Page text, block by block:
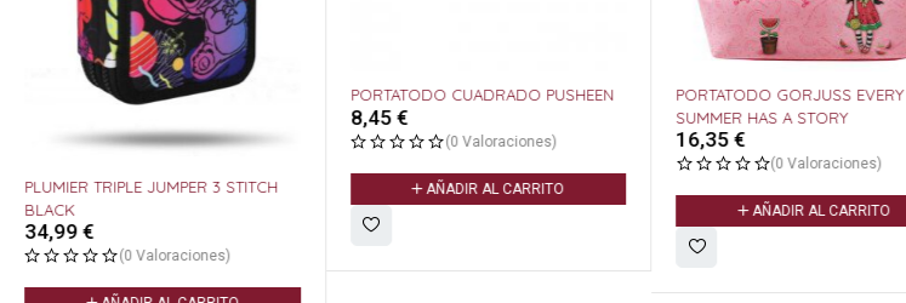
PLUMIER TRIPLE JUMPER 3 STITCH
BLACK
34,99 €
(0 Valoraciones)
PORTATODO CUADRADO PUSHEEN
8,45 €
(0 Valoraciones)
AÑADIR AL CARRITO
PORTATODO GORJUSS EVERY
SUMMER HAS A STORY
16,35€
(0 Valoraciones)
AÑADIR AL CARRITO